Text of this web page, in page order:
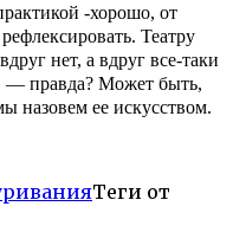
-хорошо, от
Театру
нет, а вдруг все-таки
— правда? Может быть,
назовем ее искусством.
Теги от